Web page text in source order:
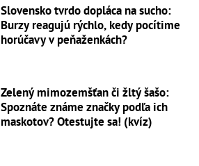
Slovensko tvrdo dopláca na sucho:
Burzy reagujú rýchlo, kedy pocítime
horúčavy v peňaženkách?
Zelený mimozemšťan či žltý šašo:
Spoznáte známe značky podľa ich
maskotov? Otestujte sa! (kvíz)